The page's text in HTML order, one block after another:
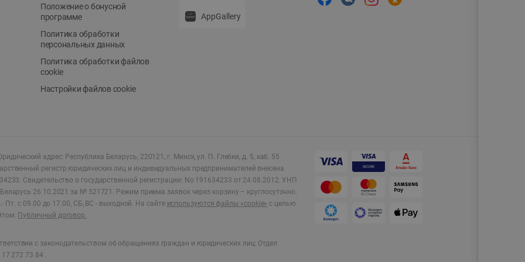
Положение о бонусной
программе
Политика обработки
персональных данных
Политика обработки файлов
cookie
Настройки файлов cookie
AppGallery
адрес: Республика Беларусь, 220121, г. Минск, ул. П. Глебки, д. 5, каб. 55
регистр юридических лиц и индивидуальных предпринимателей внесена
Свидетельство о государственной регистрации: No 191634233 от 24.08.2012. УНП
26.10.2021 за № 521721. Режим приема заявок через корзину – круглосуточно.
Пт. с 09.00 до 17.00, СБ, ВС - выходной. На сайте используются файлы «cookie» с целью
Публичный договор.
с законодательством об обращениях граждан и юридических лиц: Отдел
272 73 84 .